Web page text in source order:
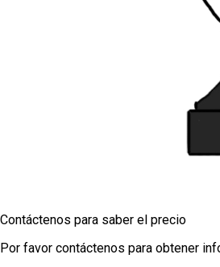
Contáctenos para saber el precio
Por favor contáctenos para obtener